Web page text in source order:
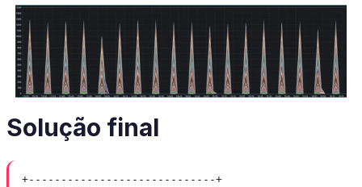
Solução final
+-----------------------------+